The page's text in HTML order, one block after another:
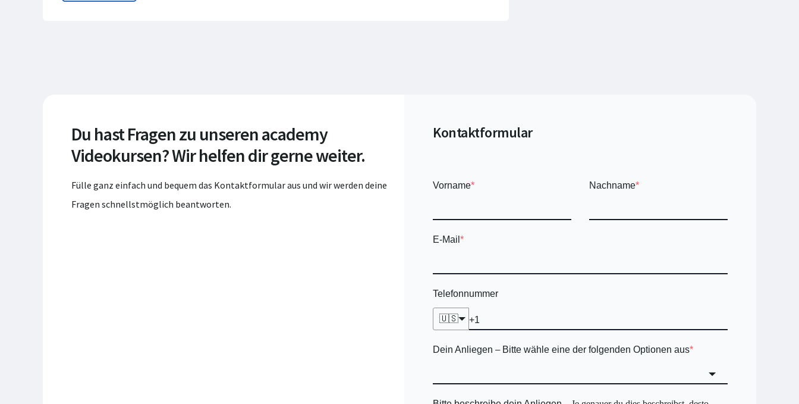
Du hast Fragen zu unseren academy
Videokursen? Wir helfen dir gerne weiter.
Fülle ganz einfach und bequem das Kontaktformular aus und wir werden deine
Fragen schnellstmöglich beantworten.
Kontaktformular
Vorname* Nachname*
E-Mail *
Telefonnummer
🇺🇸
Dein Anliegen –Bitte wähle eine der folgenden Optionen aus*